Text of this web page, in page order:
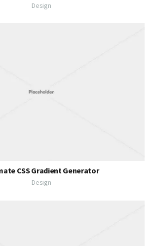
Design
CSS Gradient Generator
Design